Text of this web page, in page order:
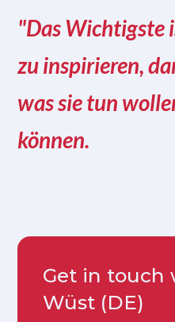
"Das Wichtigste
zu inspirieren,
was sie tun
können.
Get in touch
Wüst (DE)